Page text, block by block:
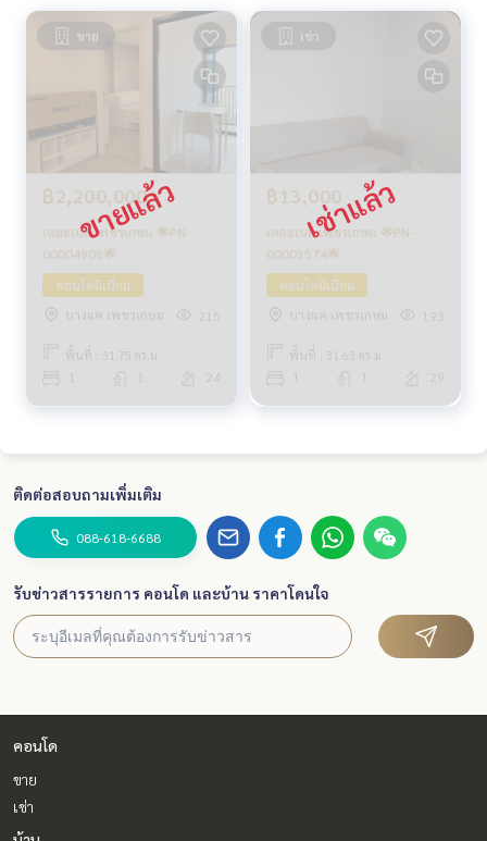
ขาย
฿2,200,000
เดอะเบส เพชรเกษม 🌟PN-
00004908🌟
คอนโดมิเนียม
บางแค เพชรเกษม
215
พื้นที่ : 31.75 ตร.ม.
1 1 24
เช่า
฿13,000
เดอะเบส เพชรเกษม 🌟PN-
00003574🌟
คอนโดมิเนียม
บางแค เพชรเกษม
193
พื้นที่ : 31.63 ตร.ม.
1 1 29
ติดต่อสอบถามเพิ่มเติม
088-618-6688
รับข่าวสารรายการ คอนโด และบ้าน ราคาโดนใจ
คอนโด
ขาย
เช่า